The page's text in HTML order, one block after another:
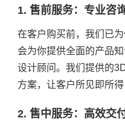
1. 售前服务：专业咨
在客户购买前，我们已
会为你提供全面的产品
设计顾问。我们提供的
方案，让客户所见即所得
2. 售中服务：高效交